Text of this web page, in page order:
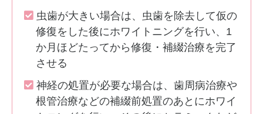
虫歯が大きい場合は、虫歯を除去して仮の
修復をした後にホワイトニングを行い、1
か月ほどたってから修復・補綴治療を完了
させる
神経の処置が必要な場合は、歯周病治療や
根管治療などの補綴前処置のあとにホワイ